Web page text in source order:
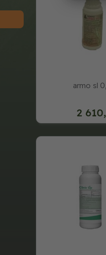
2
armo sl